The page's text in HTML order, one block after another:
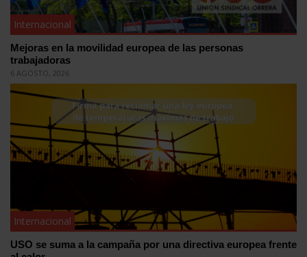
Internacional
Mejoras en la movilidad europea de las personas
trabajadoras
6 AGOSTO, 2026
Internacional
USO se suma a la campaña por una directiva europea frente